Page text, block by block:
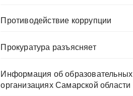
Противодействие коррупции
Прокуратура разъясняет
Информация об образовательных
организациях Самарской области